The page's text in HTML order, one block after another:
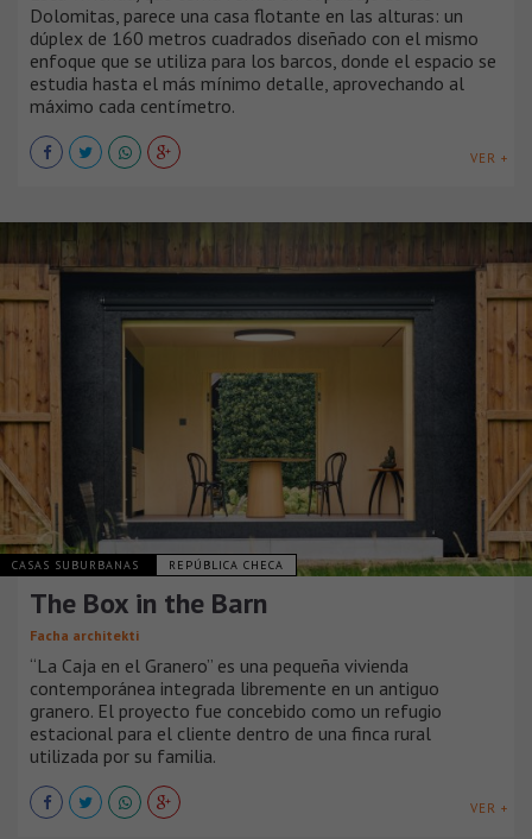
Dolomitas, parece una casa flotante en las alturas: un
dúplex de 160 metros cuadrados diseñado con el mismo
enfoque que se utiliza para los barcos, donde el espacio se
estudia hasta el más mínimo detalle, aprovechando al
máximo cada centímetro.
VER +
CASAS SUBURBANAS REPÚBLICA CHECA
The Box in the Barn
Facha architekti
“La Caja en el Granero” es una pequeña vivienda
contemporánea integrada libremente en un antiguo
granero. El proyecto fue concebido como un refugio
estacional para el cliente dentro de una finca rural
utilizada por su familia.
VER +